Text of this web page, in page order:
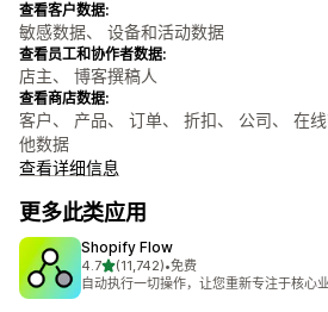
查看客户数据:
敏感数据、 设备和活动数据
查看员工和协作者数据:
店主、 博客撰稿人
查看商店数据:
客户、 产品、 订单、 折扣、 公司、 在
他数据
查看详细信息
更多此类应用
Shopify Flow
4.7星（满分 5 星）
(11,742)
总共 11742 条评论
•免费
自动执行一切操作，让您重新专注于核心